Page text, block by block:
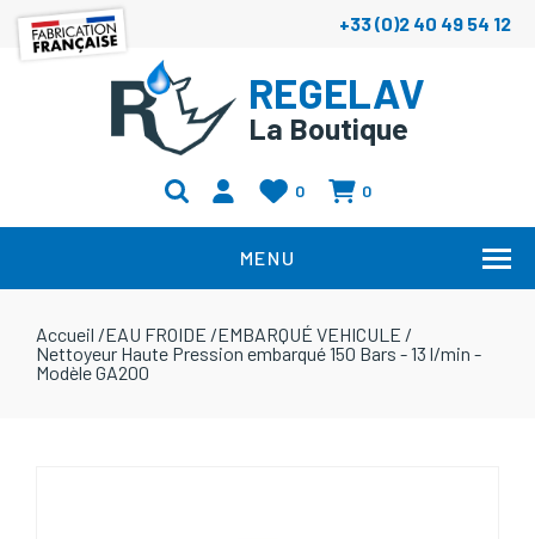
+33 (0)2 40 49 54 12
REGELAV
La Boutique
0 0
MENU
Accueil /EAU FROIDE /EMBARQUÉ VEHICULE /
Nettoyeur Haute Pression embarqué 150 Bars - 13 l/min -
Modèle GA200